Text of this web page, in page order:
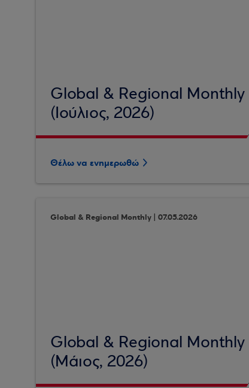
Global & Regional Monthly
(Ιούλιος, 2026)
Θέλω να ενημερωθώ
Global & Regional Monthly | 07.05.2026
Global & Regional Monthly
(Μάιος, 2026)